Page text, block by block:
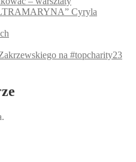
Cyryla
na #topcharity23